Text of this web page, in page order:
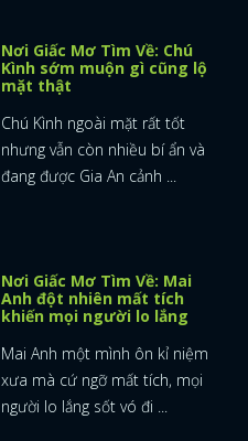
Nơi Giấc Mơ Tìm Về: Chú
Kình sớm muộn gì cũng lộ
mặt thật
Chú Kình ngoài mặt rất tốt
nhưng vẫn còn nhiều bí ẩn và
đang được Gia An cảnh ...
Nơi Giấc Mơ Tìm Về: Mai
Anh đột nhiên mất tích
khiến mọi người lo lắng
Mai Anh một mình ôn kỉ niệm
xưa mà cứ ngỡ mất tích, mọi
người lo lắng sốt vó đi ...